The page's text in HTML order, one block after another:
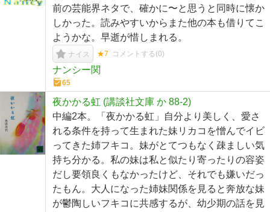
前の芸能界ネタで、確かに〜と思うと同時に懐か
しかった。読みやすいからまた他の本も借りてこ
ようかな。早逝が惜しまれる。
ナイス ★7 コメントする(0)
ナンシー関
65
夜かかる虹 (講談社文庫 か 88-2)
中編2本。「夜かかる虹」自分より美しく、愛さ
れる条件を持って生まれた妹リカコを憎んでイビ
ってきた姉フキコ。妹がとてつもなく疎ましい気
持ち分かる。私の妹は私と似たり寄ったりの容姿
だし要領良くもなかったけど、それでも嫌いだっ
たもん。大人になった姉妹関係を見ると奔放な妹
が鬱陶しいフキコに共感するが、幼少期の話を見